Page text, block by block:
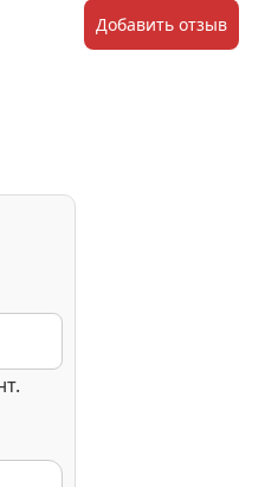
Добавить отзыв